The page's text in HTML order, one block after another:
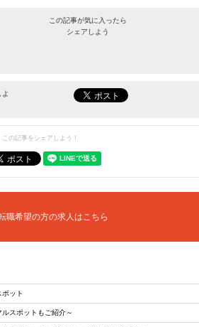
この記事が気に入ったら
シェアしよう
最新情報をお届けします。
この記事をシェアしよう！
職希望の方の求人はこちら
ット
スポットもご紹介～